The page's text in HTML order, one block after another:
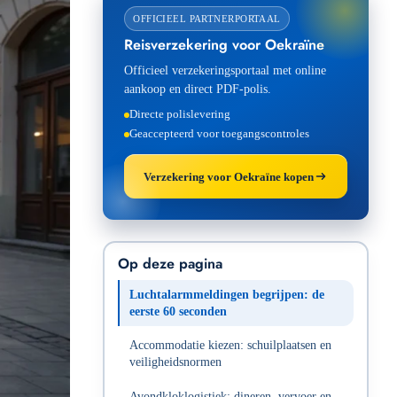
OFFICIEEL PARTNERPORTAAL
Reisverzekering voor Oekraïne
Officieel verzekeringsportaal met online
aankoop en direct PDF-polis.
Directe polislevering
Geaccepteerd voor toegangscontroles
Verzekering voor Oekraïne kopen
Op deze pagina
Luchtalarmmeldingen begrijpen: de
eerste 60 seconden
Accommodatie kiezen: schuilplaatsen en
veiligheidsnormen